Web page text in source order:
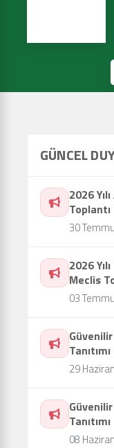
GÜNCEL
2026
30
2026 Yılı
Meclis
03
Tanıtımı
29
Tanıtımı
08